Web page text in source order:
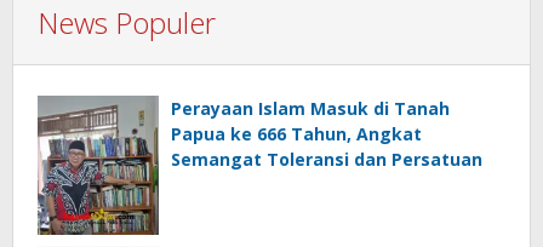
News Populer
Perayaan Islam Masuk di Tanah
Papua ke 666 Tahun, Angkat
Semangat Toleransi dan Persatuan